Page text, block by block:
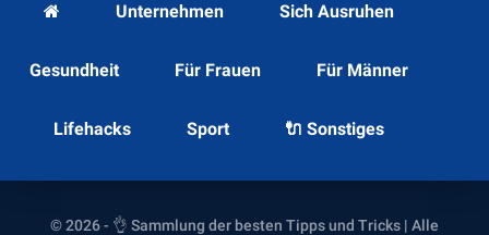
Unternehmen Sich Ausruhen
Gesundheit Für Frauen Für Männer
Lifehacks Sport 🔌 Sonstiges
© 2026 - 👌 Sammlung der besten Tipps und Tricks | Alle